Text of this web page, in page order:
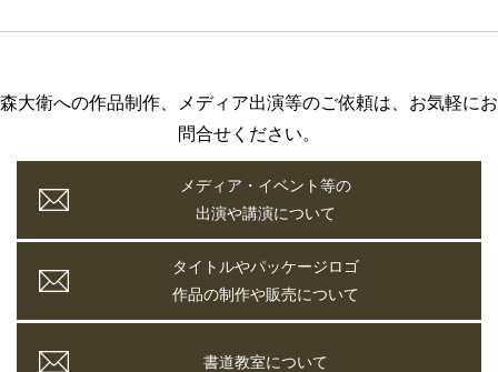
森大衛への作品制作、メディア出演等のご依頼は、お気軽にお
問合せください。
メディア・イベント等の
出演や講演について
タイトルやパッケージロゴ
作品の制作や販売について
書道教室について